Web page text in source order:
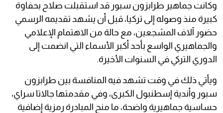
وكانت جماهير طرابزون سبور قد استقبلت صلاح بحفاوة
كبيرة منذ وصوله إلى تركيا، قبل أن يشهد تقديمه الرسمي
حضور آلاف المشجعين، مع حالة من الاهتمام الإعلامي
والجماهيري الواسع بأحد أكبر الأسماء التي انضمت إلى
الدوري التركي في السنوات الأخيرة.
ويأتي ذلك في وقت تشهد فيه المنافسة بين طرابزون
سبور وأندية إسطنبول الكبرى، وفي مقدمتها جالاتا سراي،
حساسية جماهيرية واضحة، ما منح المبادرة رمزية إضافية